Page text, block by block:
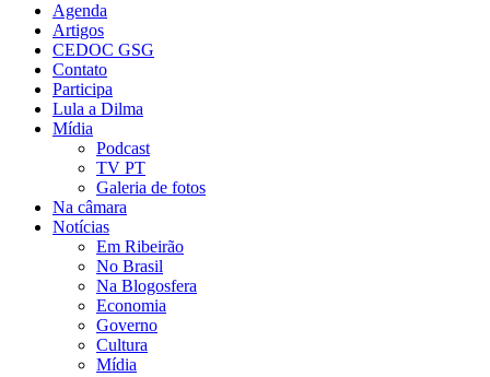
Agenda
Artigos
CEDOC GSG
Contato
Participa
Lula a Dilma
Mídia
Podcast
TV PT
Galeria de fotos
Na câmara
Notícias
Em Ribeirão
No Brasil
Na Blogosfera
Economia
Governo
Cultura
Mídia